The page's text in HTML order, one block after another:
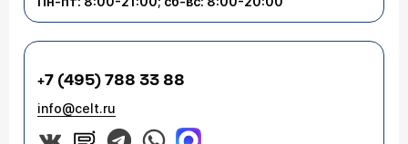
+7 (495) 788 33 88
info@celt.ru